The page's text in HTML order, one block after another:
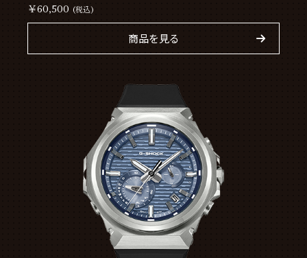
￥60,500 (税込)
商品を見る